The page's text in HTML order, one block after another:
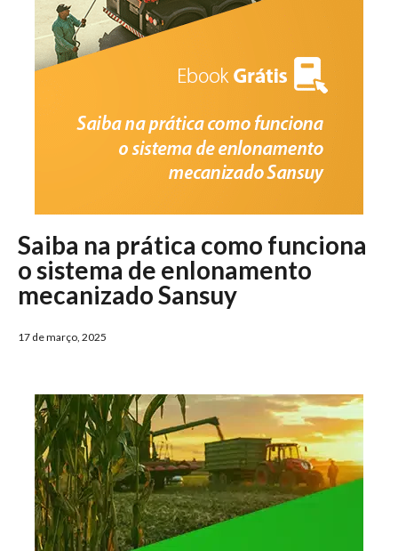
Saiba na prática como funciona
o sistema de enlonamento
mecanizado Sansuy
17 de março, 2025